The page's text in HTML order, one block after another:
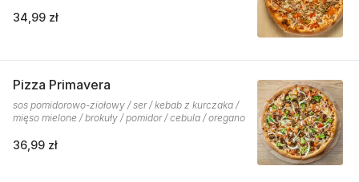
34,99 zł
Pizza Primavera
sos pomidorowo-ziołowy / ser / kebab z kurczaka /
mięso mielone / brokuły / pomidor / cebula / oregano
36,99 zł